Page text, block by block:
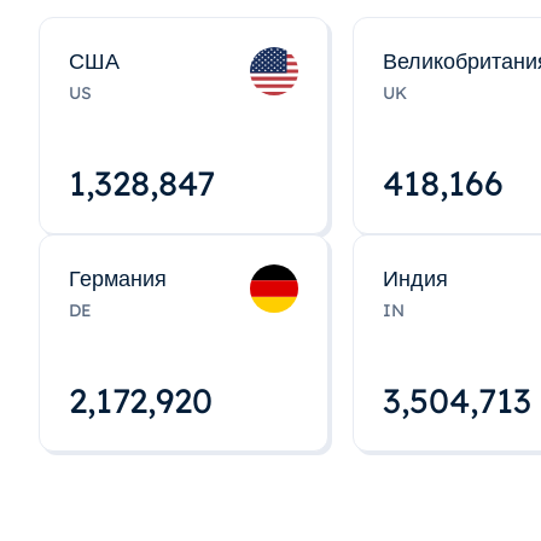
США
US
1,328,848
UK
418,167
Германия
DE
2,172,922
Индия
IN
3,504,715